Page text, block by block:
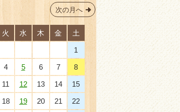
次の月へ
火 水 木 金 土
1
4 5 6 7 8
11 12 13 14 15
18 19 20 21 22